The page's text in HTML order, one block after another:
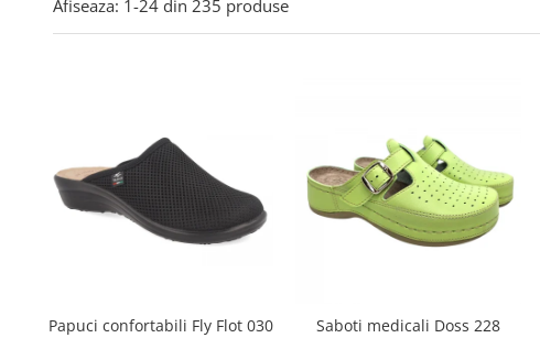
Afiseaza: 1-24 din 235 produse
Papuci confortabili Fly Flot 030
Saboti medicali Doss 228